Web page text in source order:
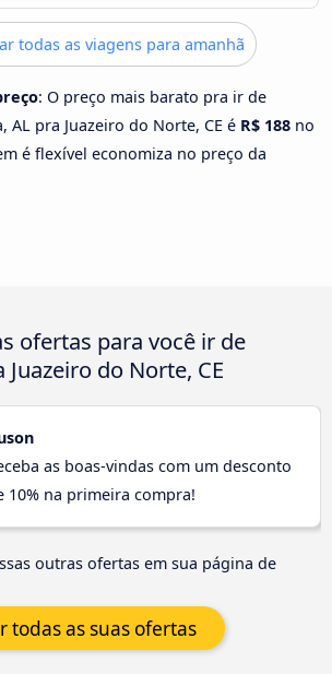
todas as viagens para amanhã
: O preço mais barato pra ir de
AL pra Juazeiro do Norte, CE é R$ 188 no
é flexível economiza no preço da
ofertas para você ir de
Juazeiro do Norte, CE
as boas-vindas com um desconto
10% na primeira compra!
outras ofertas em sua página de
todas as suas ofertas